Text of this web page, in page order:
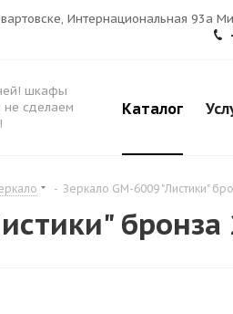
Интернациональная 93а
шкафы
не сделаем
Каталог
- Зеркало GМ-6009 "Листики"